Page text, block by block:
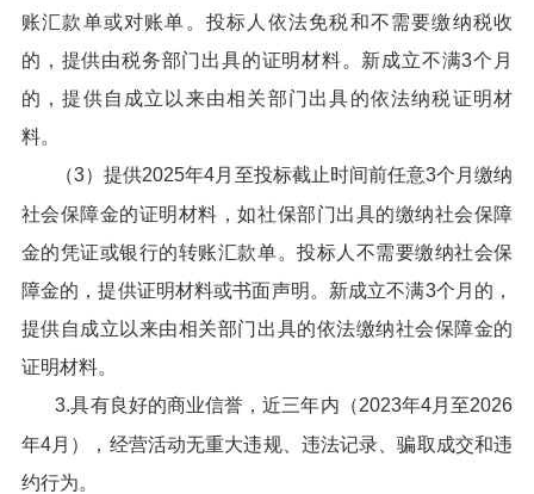
账汇款单或对账单。投标人依法免税和不需要缴纳税收
的，提供由税务部门出具的证明材料。新成立不满3个月
的，提供自成立以来由相关部门出具的依法纳税证明材
料。
（3）提供2025年4月至投标截止时间前任意3个月缴纳
社会保障金的证明材料，如社保部门出具的缴纳社会保障
金的凭证或银行的转账汇款单。投标人不需要缴纳社会保
障金的，提供证明材料或书面声明。新成立不满3个月的，
提供自成立以来由相关部门出具的依法缴纳社会保障金的
证明材料。
3.具有良好的商业信誉，近三年内（2023年4月至2026
年4月），经营活动无重大违规、违法记录、骗取成交和违
约行为。